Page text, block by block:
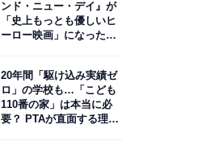
ンド・ニュー・デイ』が
「史上もっとも優しいヒ
ーロー映画」になった理
20年間「駆け込み実績ゼ
ロ」の学校も…「こども
110番の家」は本当に必
要？ PTAが直面する理想